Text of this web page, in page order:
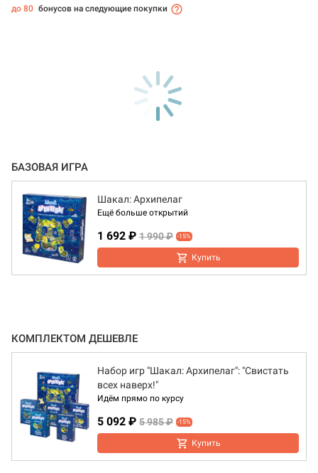
до 80 бонусов на следующие покупки
БАЗОВАЯ ИГРА
Шакал: Архипелаг
Ещё больше открытий
1 692 ₽ 1 990 ₽ -15%
Купить
КОМПЛЕКТОМ ДЕШЕВЛЕ
Набор игр "Шакал: Архипелаг": "Свистать
всех наверх!"
Идём прямо по курсу
5 092 ₽ 5 985 ₽ -15%
Купить